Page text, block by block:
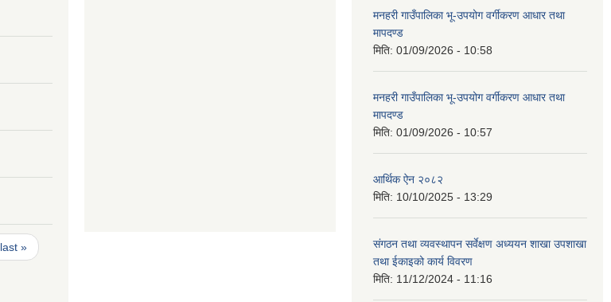
last »
मनहरी गाउँपालिका भू-उपयोग वर्गीकरण आधार तथा
मापदण्ड
मिति: 01/09/2026 - 10:58
मनहरी गाउँपालिका भू-उपयोग वर्गीकरण आधार तथा
मापदण्ड
मिति: 01/09/2026 - 10:57
आर्थिक ऐन २०८२
मिति: 10/10/2025 - 13:29
संगठन तथा व्यवस्थापन सर्वेक्षण अध्ययन शाखा उपशाखा
तथा ईकाइको कार्य विवरण
मिति: 11/12/2024 - 11:16